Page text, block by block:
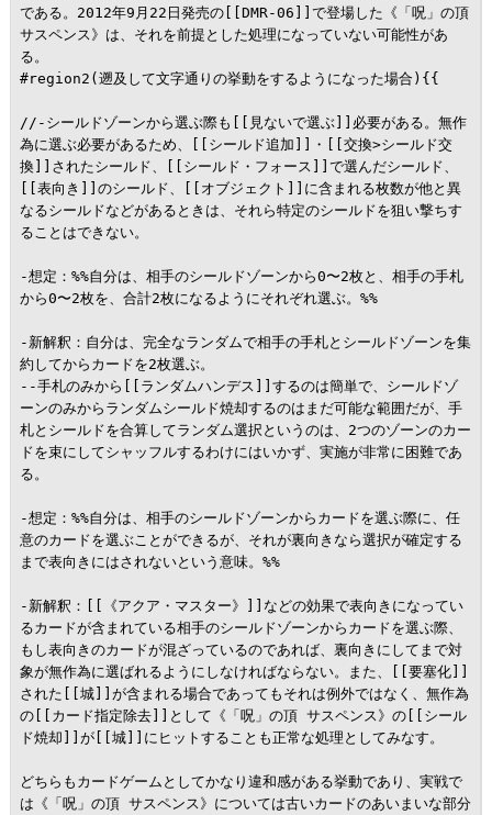
である。2012年9月22日発売の[[DMR-06]]で登場した《「呪」の頂
サスペンス》は、それを前提とした処理になっていない可能性があ
る。
#region2(遡及して文字通りの挙動をするようになった場合){{
//-シールドゾーンから選ぶ際も[[見ないで選ぶ]]必要がある。無作
為に選ぶ必要があるため、[[シールド追加]]・[[交換>シールド交
換]]されたシールド、[[シールド・フォース]]で選んだシールド、
[[表向き]]のシールド、[[オブジェクト]]に含まれる枚数が他と異
なるシールドなどがあるときは、それら特定のシールドを狙い撃ちす
ることはできない。
-想定：%%自分は、相手のシールドゾーンから0〜2枚と、相手の手札
から0〜2枚を、合計2枚になるようにそれぞれ選ぶ。%%
-新解釈：自分は、完全なランダムで相手の手札とシールドゾーンを集
約してからカードを2枚選ぶ。
--手札のみから[[ランダムハンデス]]するのは簡単で、シールドゾ
ーンのみからランダムシールド焼却するのはまだ可能な範囲だが、手
札とシールドを合算してランダム選択というのは、2つのゾーンのカー
ドを束にしてシャッフルするわけにはいかず、実施が非常に困難であ
る。
-想定：%%自分は、相手のシールドゾーンからカードを選ぶ際に、任
意のカードを選ぶことができるが、それが裏向きなら選択が確定する
まで表向きにはされないという意味。%%
-新解釈：[[《アクア・マスター》]]などの効果で表向きになってい
るカードが含まれている相手のシールドゾーンからカードを選ぶ際、
もし表向きのカードが混ざっているのであれば、裏向きにしてまで対
象が無作為に選ばれるようにしなければならない。また、[[要塞化]]
された[[城]]が含まれる場合であってもそれは例外ではなく、無作為
の[[カード指定除去]]として《「呪」の頂 サスペンス》の[[シール
ド焼却]]が[[城]]にヒットすることも正常な処理としてみなす。
どちらもカードゲームとしてかなり違和感がある挙動であり、実戦で
は《「呪」の頂 サスペンス》については古いカードのあいまいな部分